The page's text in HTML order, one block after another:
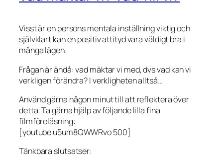
Visst är en persons mentala inställning viktig och
självklart kan en positiv attityd vara väldigt bra i
många lägen.
Frågan är ändå: vad mäktar vi med, dvs vad kan vi
verkligen förändra? I verkligheten alltså…
Använd gärna någon minut till att reflektera över
detta. Ta gärna hjälp av följande lilla fina
filmföreläsning:
[youtube u5um8QWWRvo 500]
Tänkbara slutsatser: